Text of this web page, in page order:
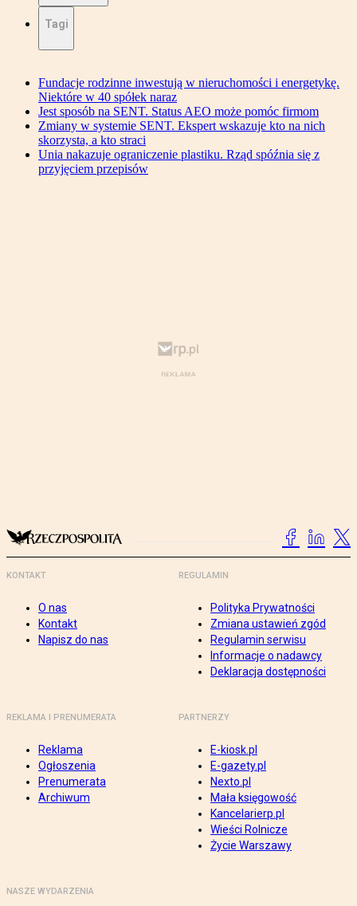
Tagi
Fundacje rodzinne inwestują w nieruchomości i energetykę.
Niektóre w 40 spółek naraz
Jest sposób na SENT. Status AEO może pomóc firmom
Zmiany w systemie SENT. Ekspert wskazuje kto na nich
skorzysta, a kto straci
Unia nakazuje ograniczenie plastiku. Rząd spóźnia się z
przyjęciem przepisów
KONTAKT
O nas
Kontakt
Napisz do nas
REGULAMIN
Polityka Prywatności
Zmiana ustawień zgód
Regulamin serwisu
Informacje o nadawcy
Deklaracja dostępności
REKLAMA I PRENUMERATA
Reklama
Ogłoszenia
Prenumerata
Archiwum
PARTNERZY
E-kiosk.pl
E-gazety.pl
Nexto.pl
Mała księgowość
Kancelarierp.pl
Wieści Rolnicze
Życie Warszawy
NASZE WYDARZENIA